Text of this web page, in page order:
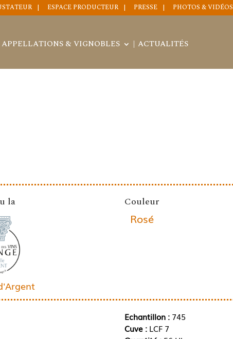
ESPACE PRODUCTEUR PRESSE PHOTOS & VIDÉOS
APPELLATIONS & VIGNOBLES ACTUALITÉS
la Couleur
Rosé
Echantillon :745
Cuve : LCF 7